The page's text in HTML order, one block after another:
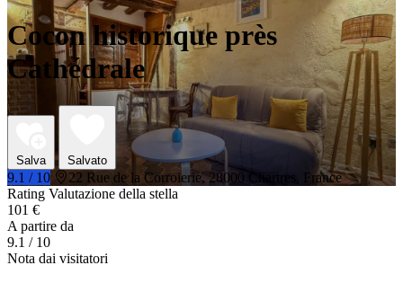
Cocon historique près
Cathédrale
Salva Salvato
9.1 / 10
22 Rue de la Corroierie, 28000 Chartres, France
Rating Valutazione della stella
101 €
A partire da
9.1 / 10
Nota dai visitatori